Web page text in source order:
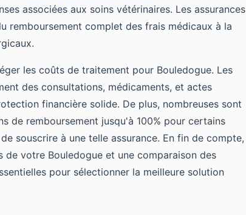
associées aux soins vétérinaires. Les assurances
remboursement complet des frais médicaux à la
les coûts de traitement pour Bouledogue. Les
des consultations, médicaments, et actes
financière solide. De plus, nombreuses sont
de remboursement jusqu'à 100% pour certains
souscrire à une telle assurance. En fin de compte,
de votre Bouledogue et une comparaison des
pour sélectionner la meilleure solution